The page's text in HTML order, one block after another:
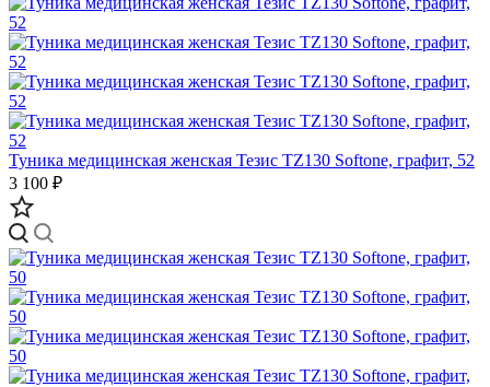
Туника медицинская женская Тезис TZ130 Softone, графит, 52
3 100 ₽